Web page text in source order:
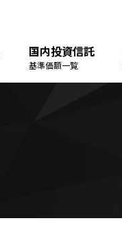
国内投資信託
基準価額一覧